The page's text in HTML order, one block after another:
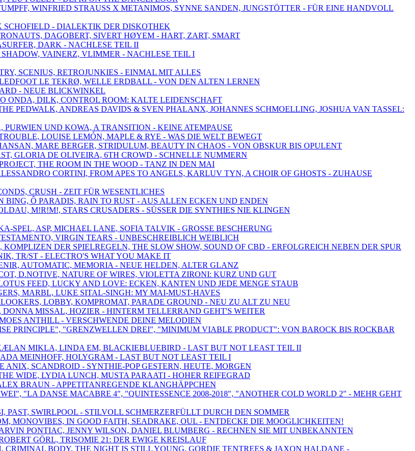
WINFRIED STRAUSS X METANIMOS, SYNNE SANDEN, JUNGSTÖTTER - FÜR EINE HANDVOLL
SCHOFIELD - DIALEKTIK DER DISKOTHEK
DAGOBERT, SIVERT HØYEM - HART, ZART, SMART
DARK - NACHLESE TEIL II
VAINERZ, VLIMMER - NACHLESE TEIL I
SCENIUS, RETROJUNKIES - EINMAL MIT ALLES
LE TEKRØ, WELLE ERDBALL - VON DEN ALTEN LERNEN
- NEUE BLICKWINKEL
ONDA, DILK, CONTROL ROOM: KALTE LEIDENSCHAFT
PEDWALK, ANDREAS DAVIDS & SVEN PHALANX, JOHANNES SCHMOELLING, JOSHUA VAN TASSEL:
UND KOWA, A TRANSITION - KEINE ATEMPAUSE
LOUISE LEMÓN, MAPLE & RYE - WAS DIE WELT BEWEGT
MARE BERGER, STRIDULUM, BEAUTY IN CHAOS - VON OBSKUR BIS OPULENT
GLORIA DE OLIVEIRA, 6TH CROWD - SCHNELLE NUMMERN
THE ROOM IN THE WOOD - TANZ IN DEN MAI
CORTINI, FROM APES TO ANGELS, KARLUV TYN, A CHOIR OF GHOSTS - ZUHAUSE
CRUSH - ZEIT FÜR WESENTLICHES
BING, Ô PARADIS, RAIN TO RUST - AUS ALLEN ECKEN UND ENDEN
M!R!M!, STARS CRUSADERS - SÜSSER DIE SYNTHIES NIE KLINGEN
SPEL, ASP, MICHAEL LANE, SOFIA TALVIK - GROSSE BESCHERUNG
VIRGIN TEARS - UNBESCHREIBLICH WEIBLICH
DER SPIELREGELN, THE SLOW SHOW, SOUND OF CBD - ERFOLGREICH NEBEN DER SPUR
TR/ST - ELECTRO'S WHAT YOU MAKE IT
AUTOMATIC, MEMORIA - NEUE HELDEN, ALTER GLANZ
D.NOTIVE, NATURE OF WIRES, VIOLETTA ZIRONI: KURZ UND GUT
FEED, LUCKY AND LOVE: ECKEN, KANTEN UND JEDE MENGE STAUB
MARBL, LUKE SITAL-SINGH: MY MAI-MUST-HAVES
LOBBY, KOMPROMAT, PARADE GROUND - NEU ZU ALT ZU NEU
MISSAL, HOZIER - HINTERM TELLERRAND GEHT'S WEITER
ANTHILL - VERSCHWENDE DEINE MELODIEN
PRINCIPLE", "GRENZWELLEN DREI", "MINIMUM VIABLE PRODUCT": VON BAROCK BIS ROCKBAR
MIKLA, LINDA EM, BLACKIEBLUEBIRD - LAST BUT NOT LEAST TEIL II
MEINHOFF, HOLYGRAM - LAST BUT NOT LEAST TEIL I
SCANDROID - SYNTHIE-POP GESTERN, HEUTE, MORGEN
WIDE, LYDIA LUNCH, MUSTA PARAATI - HOHER REIFEGRAD
BRAUN - APPETITANREGENDE KLANGHÄPPCHEN
"LA DANSE MACABRE 4", "QUINTESSENCE 2008-2018", "ANOTHER COLD WORLD 2" - MEHR GEHT
PAST, SWIRLPOOL - STILVOLL SCHMERZERFÜLLT DURCH DEN SOMMER
MONOVIBES, IN GOOD FAITH, SEADRAKE, OUL - ENTDECKE DIE MOOGLICHKEITEN!
PONTIAC, JENNY WILSON, DANIEL BLUMBERG - RECHNEN SIE MIT UNBEKANNTEN
GÖRL, TRISOMIE 21: DER EWIGE KREISLAUF
CRIMINAL BODY, THE NIGHT IS STILL YOUNG, GORDIE TENTREES & JAXON HALDANE -